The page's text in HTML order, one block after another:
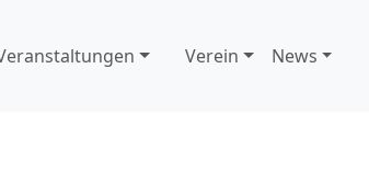
Verein News